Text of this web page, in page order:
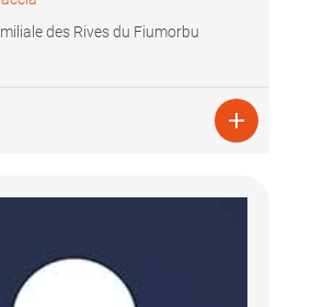
des Rives du Fiumorbu
